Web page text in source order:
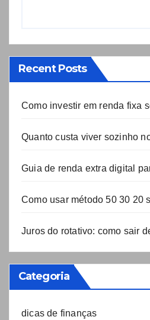
Recent Posts
Como investir em renda fixa
Quanto custa viver sozinho
Guia de renda extra digital
Como usar método 50 30 20
Juros do rotativo: como sair
Categoria
dicas de finanças